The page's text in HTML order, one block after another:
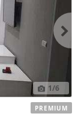
1/6
PREMIUM